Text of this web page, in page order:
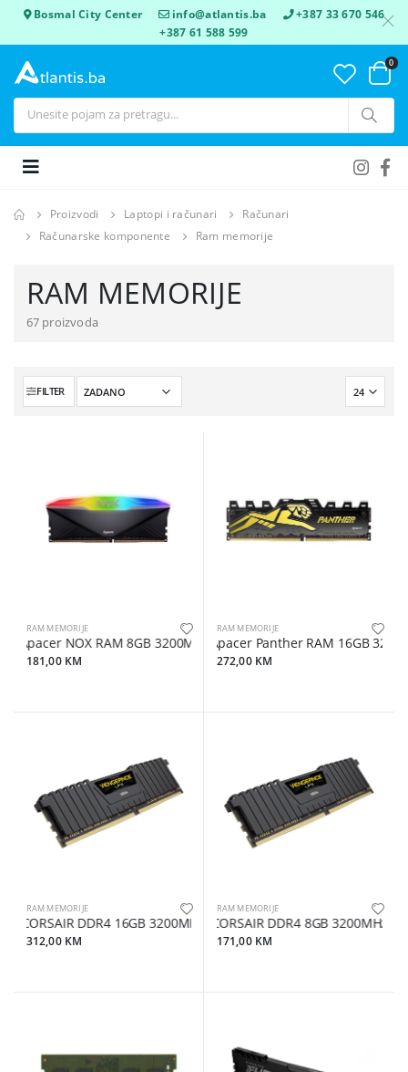
Bosmal City Center info@atlantis.ba
+387 33 670 546
+387 61 588 599
0
Proizvodi Laptopi i računari
Računari
Računarske komponente
Ram memorije
RAM MEMORIJE
67 proizvoda
FILTER
RAM MEMORIJE
Apacer NOX RAM 8GB 3200MHz RGBGaming, CL16, Heat spreader
181,00 KM
RAM MEMORIJE
Apacer Panther RAM 16GB
272,00 KM
RAM MEMORIJE
CORSAIR DDR4 16GB 3200MHzVENGEANCE LPX
312,00 KM
RAM MEMORIJE
CORSAIR DDR4 8GB
171,00 KM